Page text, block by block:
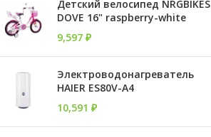
Детский велосипед NRGBIKES
DOVE 16" raspberry-white
9,597 ₽
Электроводонагреватель
HAIER ES80V-A4
10,591 ₽